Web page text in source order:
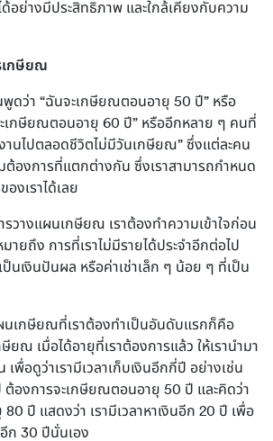
ด้อย่างมีประสิทธิภาพ และใกล้เคียงกับความ
เกษียณ
พูดว่า “ฉันจะเกษียณตอนอายุ 50 ปี” หรือ
เกษียณตอนอายุ 60 ปี” หรืออีกหลาย ๆ คนที่
านไปตลอดชีวิตไม่มีวันเกษียณ” ซึ่งแต่ละคน
ต้องการที่แตกต่างกัน ซึ่งเราสามารถกำหนด
องเราได้เลย
วางแผนเกษียณ เราต้องทำความเข้าใจก่อน
มายถึง การที่เราไม่มีรายได้ประจำอีกต่อไป
ป็นเงินปันผล หรือค่าเช่าเล็ก ๆ น้อย ๆ ที่เป็น
เกษียณที่เราต้องทำเป็นอันดับแรกก็คือ
ยณ เมื่อได้อายุที่เราต้องการแล้ว ให้เรานำมา
พื่อดูว่าเรามีเวลาเก็บเงินอีกกี่ปี อย่างเช่น
ต้องการจะเกษียณตอนอายุ 50 ปี และคิดว่า
ปี แสดงว่า เรามีเวลาหาเงินอีก 20 ปี เพื่อ
ก 30 ปีนั่นเอง